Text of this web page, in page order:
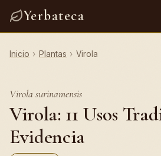
Yerbateca
Inicio › Plantas › Virola
Virola surinamensis
Virola: 11 Usos
Evidencia